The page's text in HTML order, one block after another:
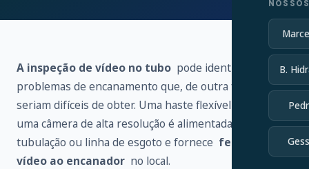
B.
A inspeção de vídeo no tubo pode identificar vários
problemas de encanamento que, de outra forma,
seriam difíceis de obter. Uma haste flexível conectada a
uma câmera de alta resolução é alimentada através de
tubulação ou linha de esgoto e fornece feedback de
vídeo ao encanador no local.